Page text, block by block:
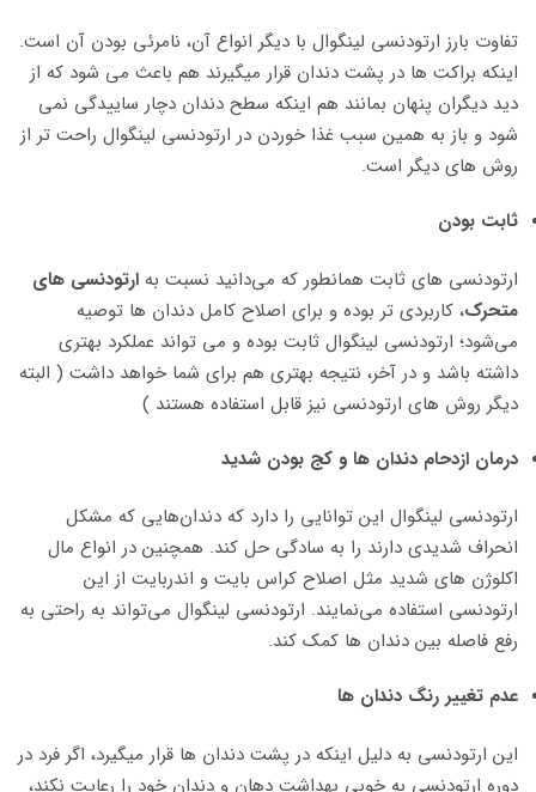
تفاوت بارز ارتودنسی لینگوال با دیگر انواع آن، نامرئی بودن آن است.
اینکه براکت ها در پشت دندان قرار میگیرند هم باعث می شود که از
دید دیگران پنهان بمانند هم اینکه سطح دندان دچار ساییدگی نمی
شود و باز به همین سبب غذا خوردن در ارتودنسی لینگوال راحت تر از
روش های دیگر است.
ثابت بودن
ارتودنسی ‌های ثابت همانطور که می‌دانید نسبت به ارتودنسی های
متحرک، کاربردی تر بوده و برای اصلاح کامل دندان ها توصیه
می‌شود؛ ارتودنسی لینگوال ثابت بوده و می ‌تواند عملکرد بهتری
داشته باشد و در آخر، نتیجه بهتری هم برای شما خواهد داشت ( البته
دیگر روش های ارتودنسی نیز قابل استفاده هستند )
درمان ازدحام دندان ها و کج بودن شدید
ارتودنسی لینگوال این توانایی را دارد که دندان‌هایی که مشکل
انحراف شدیدی دارند را به سادگی حل کند. همچنین در انواع مال
اکلوژن ‌های شدید مثل اصلاح کراس بایت و اندربایت از این
ارتودنسی استفاده می‌نمایند. ارتودنسی لینگوال می‌تواند به راحتی به
رفع فاصله بین دندان ها کمک کند.
عدم تغییر رنگ دندان ها
این ارتودنسی به دلیل اینکه در پشت دندان ها قرار میگیرد، اگر فرد در
دوره ارتودنسی به خوبی بهداشت دهان و دندان خود را رعایت نکند،